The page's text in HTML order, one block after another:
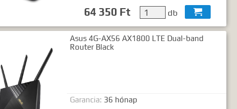
64 350 Ft db 
Asus 4G-AX56 AX1800 LTE Dual-band
Router Black
Garancia: 36 hónap